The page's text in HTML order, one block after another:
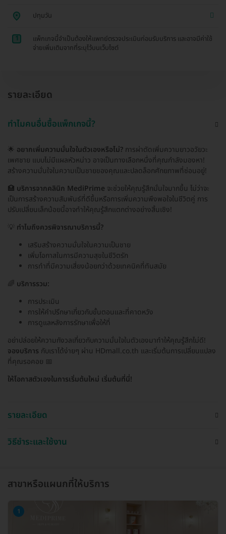
ปทุมวัน
1
แพ็กเกจนี้จำเป็นต้องให้แพทย์ตรวจประเมินก่อนรับบริการ และอาจมีค่าใช้
จ่ายเพิ่มเติมจากที่ระบุไว้บนเว็บไซต์
รายละเอียด
ทำไมคนอื่นซื้อแพ็กเกจนี้?
🌟 อยากเพิ่มความมั่นใจในตัวเองหรือไม่? การผ่าตัดเพิ่มความยาวอวัยวะ
เพศชาย แบบไม่มีแผลหัวหน่าว อาจเป็นทางเลือกหนึ่งที่คุณกำลังมองหา!
สร้างความมั่นใจในความเป็นชายของคุณและปลดล็อกศักยภาพที่ซ่อนอยู่!
🏥 บริการจากคลินิก MediPrime จะช่วยให้คุณรู้สึกมั่นใจมากขึ้น ไม่ว่าจะ
เป็นการสร้างความสัมพันธ์ที่ดีขึ้นหรือการเพิ่มความพึงพอใจในชีวิตคู่ การ
ปรับเปลี่ยนเล็กน้อยนี้อาจทำให้คุณรู้สึกแตกต่างอย่างสิ้นเชิง!
💡 ทำไมถึงควรพิจารณาบริการนี้?
เสริมสร้างความมั่นใจในความเป็นชาย
เพิ่มโอกาสในการมีความสุขในชีวิตรัก
การทำที่มีความเสี่ยงน้อยกว่าด้วยเทคนิคที่ทันสมัย
🌈 บริการรวม:
การประเมิน
การให้คำปรึกษาเกี่ยวกับขั้นตอนและที่คาดหวัง
การดูแลหลังการรักษาเพื่อให้ที่
อย่าปล่อยให้ความกังวลเกี่ยวกับความมั่นใจในตัวเองมาทำให้คุณรู้สึกไม่ดี!
จองบริการ กับเราได้ง่ายๆ ผ่าน HDmall.co.th และเริ่มต้นการเปลี่ยนแปลง
ที่คุณรอคอย 📅
ให้โอกาสตัวเองในการเริ่มต้นใหม่ เริ่มต้นที่นี่!
รายละเอียด
วิธีชำระและใช้งาน
สาขาหรือแผนกที่ให้บริการ
1